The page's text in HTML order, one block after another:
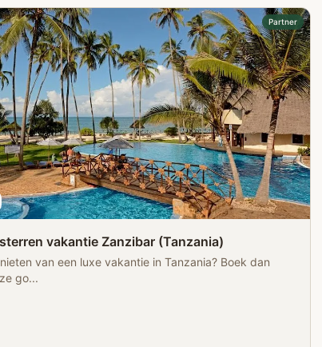
Partner
vakantie Zanzibar (Tanzania)
van een luxe vakantie in Tanzania? Boek dan
go...